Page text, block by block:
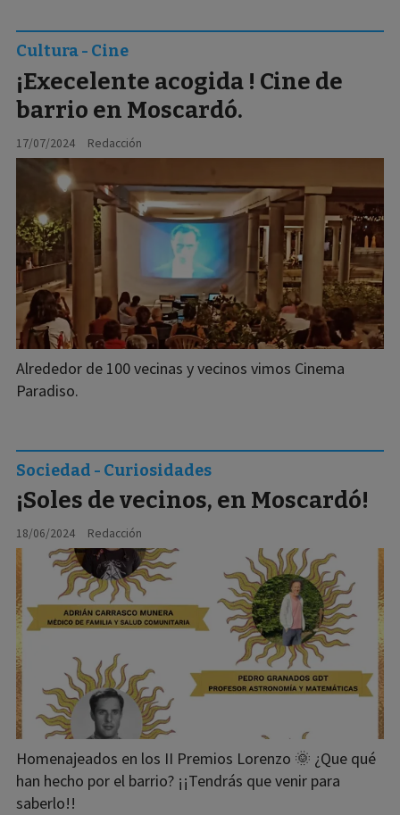
¡Execelente acogida ! Cine de
barrio en Moscardó.
Redacción
Cultura - Cine
17/07/2024
Alrededor de 100 vecinas y vecinos vimos Cinema
Paradiso.
¡Soles de vecinos, en Moscardó!
Redacción
Sociedad - Curiosidades
18/06/2024
Homenajeados en los II Premios Lorenzo 🌞 ¿Que qué
han hecho por el barrio? ¡¡Tendrás que venir para
saberlo!!